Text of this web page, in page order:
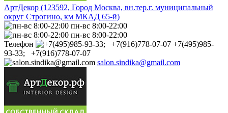
АртДекор (123592, Город Москва, вн.тер.г. муниципальный
округ Строгино, км МКАД 65-й)
пн-вс 8:00-22:00
пн-вс 8:00-22:00
Телефон
+7(495)985-
93-33; +7(916)778-07-07
salon.sindika@gmail.com